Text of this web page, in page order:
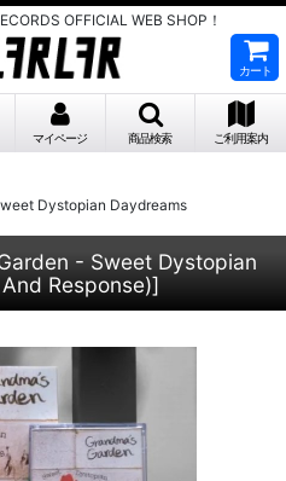
OFFICIAL WEB SHOP！
カート
マイページ 商品検索 ご利用案内
Dystopian Daydreams
- Sweet Dystopian
Response)]